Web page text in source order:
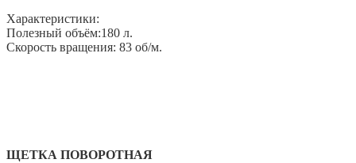
Характеристики:
Полезный объём:180 л.
Скорость вращения: 83 об/м.
ЩЕТКА ПОВОРОТНАЯ